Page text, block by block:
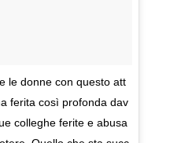
le donne con questo att
ferita così profonda dav
colleghe ferite e abusa